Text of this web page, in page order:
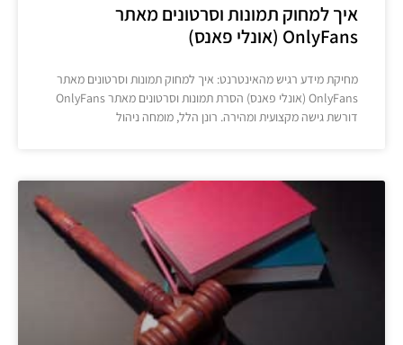
איך למחוק תמונות וסרטונים מאתר
OnlyFans (אונלי פאנס)
מחיקת מידע רגיש מהאינטרנט: איך למחוק תמונות וסרטונים מאתר
OnlyFans (אונלי פאנס) הסרת תמונות וסרטונים מאתר OnlyFans
דורשת גישה מקצועית ומהירה. רונן הלל, מומחה ניהול